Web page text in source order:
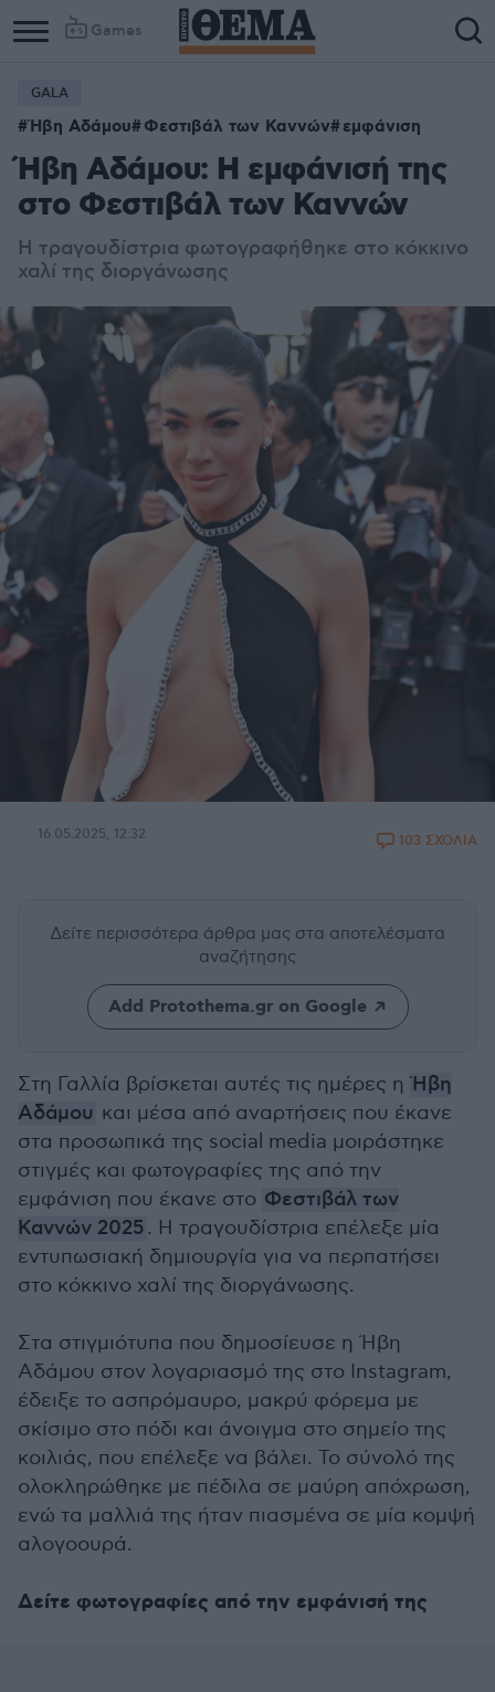
Games
GALA
Ήβη Αδάμου Φεστιβάλ των Καννών εμφάνιση
Ήβη Αδάμου: Η εμφάνισή της
στο Φεστιβάλ των Καννών
Η τραγουδίστρια φωτογραφήθηκε στο κόκκινο
χαλί της διοργάνωσης
16.05.2025, 12:32 103 ΣΧΟΛΙΑ
Δείτε περισσότερα άρθρα μας στα αποτελέσματα
αναζήτησης
Add Protothema.gr on Google
Στη Γαλλία βρίσκεται αυτές τις ημέρες ηΉβη
Αδάμου και μέσα από αναρτήσεις που έκανε
στα προσωπικά της social media μοιράστηκε
στιγμές και φωτογραφίες της από την
εμφάνιση που έκανε στο Φεστιβάλ των
Καννών 2025. Η τραγουδίστρια επέλεξε μία
εντυπωσιακή δημιουργία για να περπατήσει
στο κόκκινο χαλί της διοργάνωσης.
Στα στιγμιότυπα που δημοσίευσε η Ήβη
Αδάμου στον λογαριασμό της στο Instagram,
έδειξε το ασπρόμαυρο, μακρύ φόρεμα με
σκίσιμο στο πόδι και άνοιγμα στο σημείο της
κοιλιάς, που επέλεξε να βάλει. Το σύνολό της
ολοκληρώθηκε με πέδιλα σε μαύρη απόχρωση,
ενώ τα μαλλιά της ήταν πιασμένα σε μία κομψή
αλογοουρά.
Δείτε φωτογραφίες από την εμφάνισή της